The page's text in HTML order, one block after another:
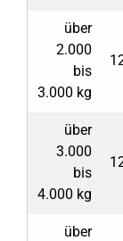
über
2.000
bis
3.000 kg
über
3.000
bis
4.000 kg
über